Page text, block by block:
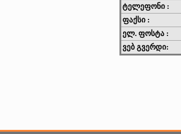
ტელეფონი :
ფაქსი :
ელ. ფოსტა :
ვებ გვერდი: